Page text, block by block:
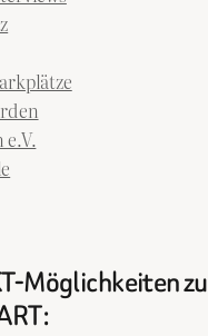
Möglichkeiten zu